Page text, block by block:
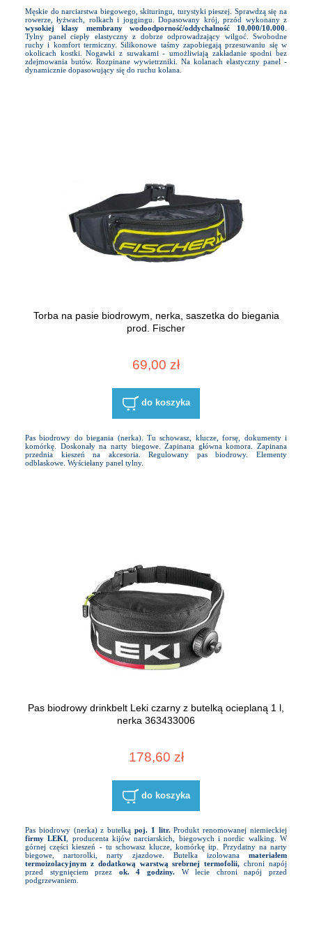
Męskie do narciarstwa biegowego, skituringu, turystyki pieszej. Sprawdzą się na
rowerze, łyżwach, rolkach i joggingu. Dopasowany krój, przód wykonany z
wysokiej klasy membrany wodoodporność/oddychalność 10.000/10.000.
Tylny panel ciepły elastyczny z dobrze odprowadzający wilgoć. Swobodne
ruchy i komfort termiczny. Silikonowe taśmy zapobiegają przesuwaniu się w
okolicach kostki. Nogawki z suwakami - umożliwiają zakładanie spodni bez
zdejmowania butów. Rozpinane wywietrzniki. Na kolanach elastyczny panel -
dynamicznie dopasowujący się do ruchu kolana.
Torba na pasie biodrowym, nerka, saszetka do biegania
prod. Fischer
69,00 zł
do koszyka
Pas biodrowy do biegania (nerka). Tu schowasz, klucze, forsę, dokumenty i
komórkę. Doskonały na narty biegowe. Zapinana główna komora. Zapinana
przednia kieszeń na akcesoria. Regulowany pas biodrowy. Elementy
odblaskowe. Wyściełany panel tylny.
Pas biodrowy drinkbelt Leki czarny z butelką ocieplaną 1 l,
nerka 363433006
178,60 zł
do koszyka
Pas biodrowy (nerka) z butelką poj. 1 litr.Produkt renomowanej niemieckiej
firmy LEKI, producenta kijów narciarskich, biegowych i nordic walking. W
górnej części kieszeń - tu schowasz klucze, komórkę itp. Przydatny na narty
biegowe, nartorolki, narty zjazdowe. Butelka izolowana materiałem
termoizolacyjnym z dodatkową warstwą srebrnej termofolii,chroni napój
przed stygnięciem przez ok. 4 godziny. W lecie chroni napój przed
podgrzewaniem.